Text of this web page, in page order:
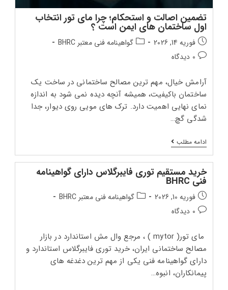
تضمین اصالت و استحکام؛ چرا مای‌ تور انتخاب
اول ساختمان‌ های ایمن است ؟
تاریخ
انتشار
پست:
فوریه 14, 2026
دسته‌بندی
گواهینامه فنی معتبر BHRC
دیدگاه‌های
0 دیدگاه
آرامش خیال، مهم‌ ترین مصالح ساختمانی در ساخت یک
ساختمان باکیفیت، همیشه آنچه دیده نمی‌ شود به اندازه
نمای نهایی اهمیت دارد. ترک‌ های مویی روی دیوار، جدا
شدگی گچ…
ادامه مطلبتضمین
اصالت
و
استحکام؛
چرا
مای‌
انتخاب
اول
ساختمان‌
ایمن
است
؟
خرید مستقیم توری فایبرگلاس دارای گواهینامه
فنی BHRC
تاریخ
انتشار
پست:
فوریه 10, 2026
دسته‌بندی
گواهینامه فنی معتبر BHRC
دیدگاه‌های
0 دیدگاه
مای‌ تور( mytor ) ، مرجع وال‌ مش استاندارد در بازار
مصالح ساختمانی ایران، خرید توری فایبرگلاس استاندارد و
دارای گواهینامه فنی یکی از مهم‌ ترین دغدغه‌ های
پیمانکاران، انبوه‌…